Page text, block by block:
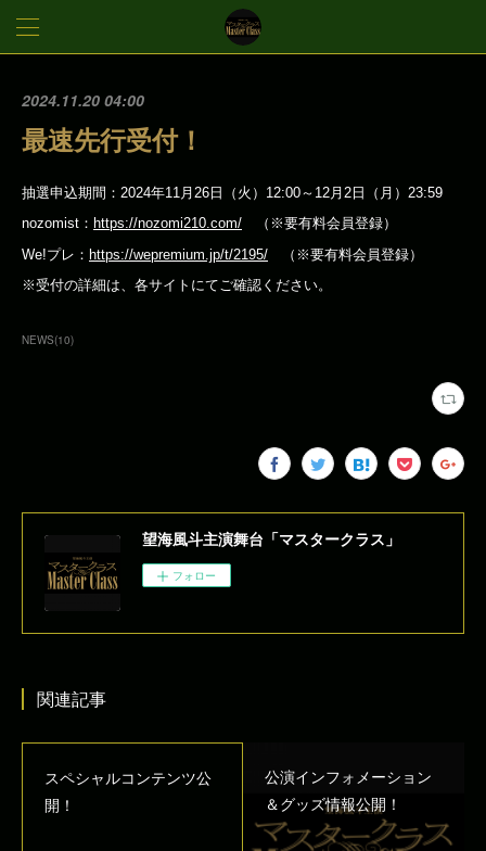
2024.11.20 04:00
最速先行受付！
抽選申込期間：2024年11月26日（火）12:00～12月2日（月）23:59
nozomist： https://nozomi210.com/ （※要有料会員登録）
We!プレ： https://wepremium.jp/t/2195/ （※要有料会員登録）
※受付の詳細は、各サイトにてご確認ください。
NEWS(10)
望海風斗主演舞台「マスタークラス」
フォロー
関連記事
スペシャルコンテンツ公
開！
公演インフォメーション
＆グッズ情報公開！